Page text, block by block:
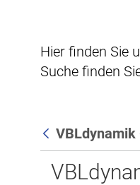
Hier finden Sie
Suche finden
Zurück
VBLdynamik